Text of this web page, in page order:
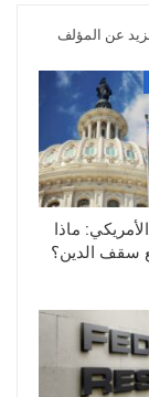
عن المؤلف
ماذا
سقف الدين؟